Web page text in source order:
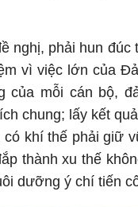
nghị, phải hun
vì việc lớn của
của mỗi cán bộ,
chung; lấy kết
khí thế phải giữ
thành xu thế
dưỡng ý chí tiến